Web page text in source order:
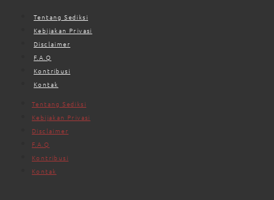
Tentang Sediksi
Kebijakan Privasi
Disclaimer
F.A.Q
Kontribusi
Kontak
Tentang Sediksi
Kebijakan Privasi
Disclaimer
F.A.Q
Kontribusi
Kontak